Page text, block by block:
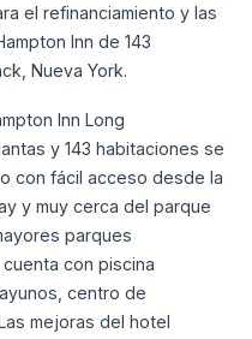
el refinanciamiento y las
Inn de 143
Nueva York.
Inn Long
y 143 habitaciones se
con fácil acceso desde la
y muy cerca del parque
parques
con piscina
centro de
mejoras del hotel